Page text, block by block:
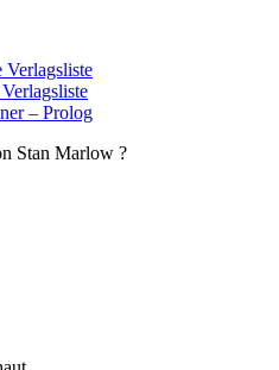
Verlagsliste
– Prolog
Stan Marlow ?